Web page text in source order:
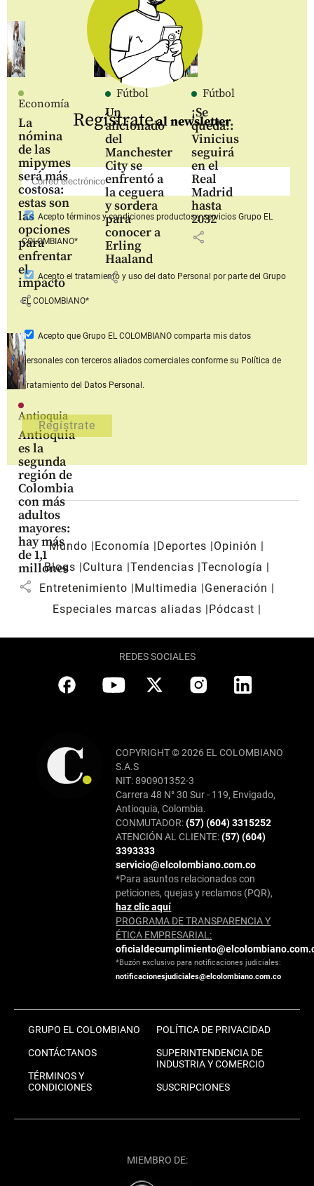
Economía
La
nómina
de las
mipymes
será más
costosa:
estas son
las
opciones
para
enfrentar
el
impacto
share
Fútbol
Un
aficionado
del
Manchester
City se
enfrentó a
la ceguera
y sordera
para
conocer a
Erling
Haaland
share
Fútbol
¡Se
queda!:
Vinicius
seguirá
en el
Real
Madrid
hasta
2032
share
Antioquia
Antioquia
es la
segunda
región de
Colombia
con más
adultos
mayores:
hay más
de 1,1
millones
share
Regístrateal newsletter
Aceptotérminos y condiciones productos y serviciosGrupo EL
COLOMBIANO*
Acepto el tratamiento y uso del dato Personal por parte del Grupo
EL COLOMBIANO*
Acepto que Grupo EL COLOMBIANOcomparta mis datos
personales con terceros aliados comerciales conforme su Política de
Tratamiento del Datos Personal.
Mundo Economía Deportes
Opinión
Blogs
Cultura Tendencias Tecnología
Entretenimiento
Multimedia
Generación
Especiales marcas aliadas
Pódcast
REDES SOCIALES
COPYRIGHT © 2026 EL COLOMBIANO
S.A.S
NIT: 890901352-3
Carrera 48 N° 30 Sur - 119, Envigado,
Antioquia, Colombia.
CONMUTADOR:(57) (604) 3315252
ATENCIÓN AL CLIENTE:(57) (604)
3393333
servicio@elcolombiano.com.co
*Para asuntos relacionados con
peticiones, quejas y reclamos (PQR),
haz clic aquí
PROGRAMA DE TRANSPARENCIA Y
ÉTICA EMPRESARIAL:
*Buzón exclusivo para notificaciones judiciales:
notificacionesjudiciales@elcolombiano.com.co
GRUPO EL COLOMBIANO
CONTÁCTANOS
TÉRMINOS Y
CONDICIONES
POLÍTICA DE PRIVACIDAD
SUPERINTENDENCIA DE
INDUSTRIA Y COMERCIO
SUSCRIPCIONES
MIEMBRO DE: